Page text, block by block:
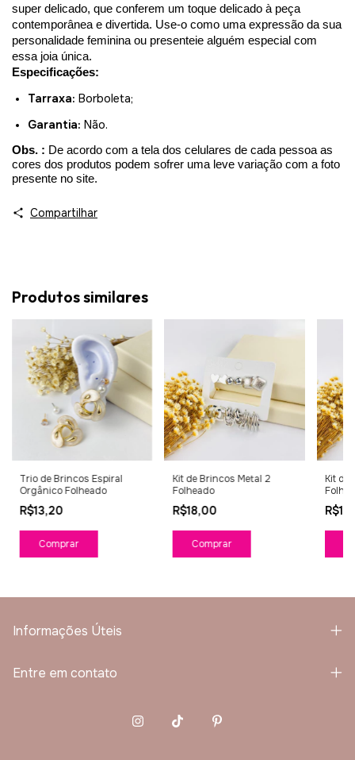
super delicado, que conferem um toque delicado à peça
contemporânea e divertida. Use-o como uma expressão da sua
personalidade feminina ou presenteie alguém especial com
essa joia única.
Especificações:
Tarraxa: Borboleta;
Garantia: Não.
Obs. : De acordo com a tela dos celulares de cada pessoa as
cores dos produtos podem sofrer uma leve variação com a foto
presente no site.
Compartilhar
Produtos similares
Trio de Brincos Espiral
Orgânico Folheado
R$13,20
Kit de Brincos Metal 2
Folheado
R$18,00
Comprar
Kit de
Informações Úteis
Entre em contato